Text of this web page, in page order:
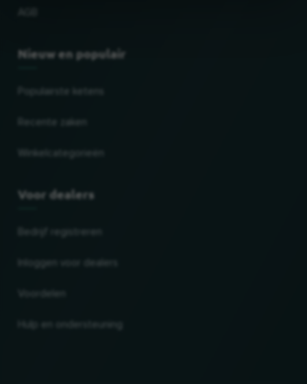
Nieuw en populair
Populairste ketens
Voor dealers